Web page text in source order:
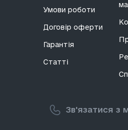
Зв'язатися з
Умови роботи
Договір оферти
Гарантія
Статті